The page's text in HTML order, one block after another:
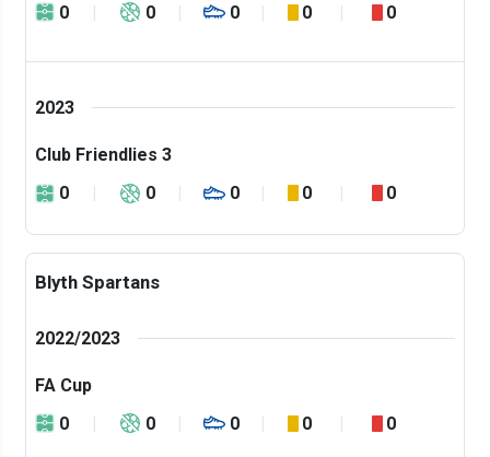
0
0 0 0 0
2023
Club Friendlies 3
0
0 0 0 0
Blyth Spartans
2022/2023
FA Cup
0
0 0 0 0